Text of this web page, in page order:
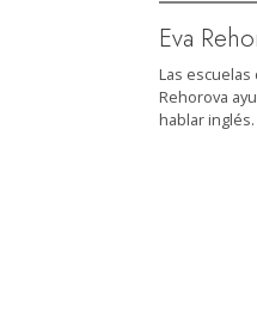
Eva
Las
Rehorova
hablar inglés.